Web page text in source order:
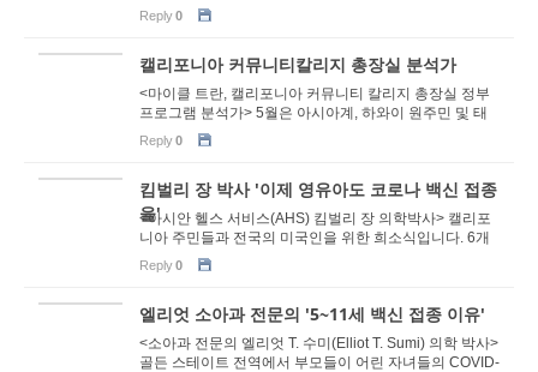
가교 되겠다” 실리콘밸리와 샌프란시스코 베이 에어리...
Reply0
캘리포니아 커뮤니티칼리지 총장실 분석가
<마이클 트란, 캘리포니아 커뮤니티 칼리지 총장실 정부
프로그램 분석가> 5월은 아시아계, 하와이 원주민 및 태
평양 제도 주민 (AANHPI) 문화유산의 달입니다. 이 기간
에 우리는 미...
Reply0
킴벌리 장 박사 '이제 영유아도 코로나 백신 접종
을'
<아시안 헬스 서비스(AHS) 킴벌리 장 의학박사> 캘리포
니아 주민들과 전국의 미국인을 위한 희소식입니다. 6개
월 이상된 어린이들은 이제 코로나-19 백신을 접종 받고
보호를 받을 수...
Reply0
엘리엇 소아과 전문의 '5~11세 백신 접종 이유'
<소아과 전문의 엘리엇 T. 수미(Elliot T. Sumi) 의학 박사>
골든 스테이트 전역에서 부모들이 어린 자녀들의 COVID-